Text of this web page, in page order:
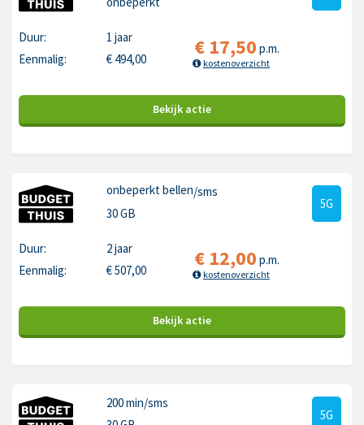
Duur:
1 jaar
Eenmalig:
€ 494,00 € 17,50 p.m.
kostenoverzicht
Bekijk actie
onbeperkt bellen/sms
30 GB
5G
Duur:
2 jaar
Eenmalig:
€507,00 € 12,00 p.m.
kostenoverzicht
Bekijk actie
200 min/sms
5G